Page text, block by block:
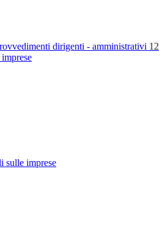
dirigenti - amministrativi 12
sulle imprese